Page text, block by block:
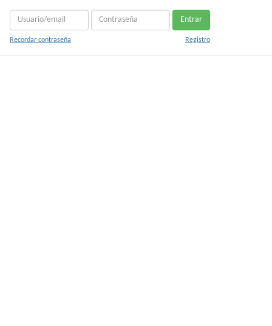
Entrar
Recordar contraseña Registro